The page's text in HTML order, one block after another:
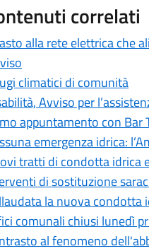
correlati
alla rete elettrica che
climatici di comunità
Avviso per
appuntamento con Bar
emergenza idrica:
tratti di condotta idrica
di sostituzione
la nuova condotta
comunali chiusi lunedì
al fenomeno